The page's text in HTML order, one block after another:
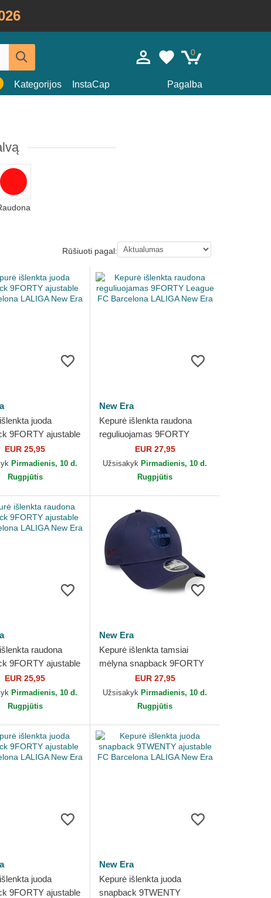
0
Kategorijos InstaCap Pagalba
Rūšiuoti pagal:
juoda
9FORTY ajustable
LALIGA New
EUR 25,95
Pirmadienis, 10 d.
Rugpjūtis
New Era
Kepurė išlenkta raudona
reguliuojamas 9FORTY
League FC Barcelona
LALIGA New Era
EUR 27,95
Užsisakyk Pirmadienis, 10 d.
Rugpjūtis
raudona
9FORTY ajustable
LALIGA New
EUR 25,95
Pirmadienis, 10 d.
Rugpjūtis
New Era
Kepurė išlenkta tamsiai
mėlyna snapback 9FORTY
M-Crown ajustable FC
Barcelona LALIGA New Era
EUR 27,95
Užsisakyk Pirmadienis, 10 d.
Rugpjūtis
juoda
9FORTY ajustable
New Era
Kepurė išlenkta juoda
snapback 9TWENTY